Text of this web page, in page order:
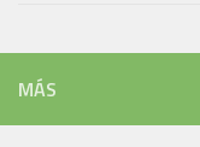
MÁS